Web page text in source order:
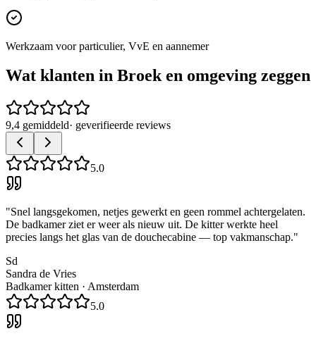
Werkzaam voor particulier, VvE en aannemer
Wat klanten in Broeken omgeving zeggen
9,4 gemiddeld· geverifieerde reviews
5.0
"Snel langsgekomen, netjes gewerkt en geen rommel achtergelaten.
De badkamer ziet er weer als nieuw uit. De kitter werkte heel
precies langs het glas van de douchecabine — top vakmanschap."
Sd
Sandra de Vries
Badkamer kitten · Amsterdam
5.0